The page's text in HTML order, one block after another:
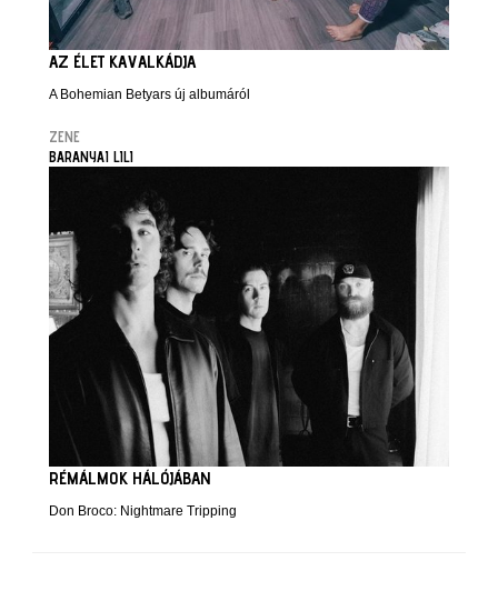
AZ ÉLET KAVALKÁDJA
A Bohemian Betyars új albumáról
ZENE
BARANYAI LILI
RÉMÁLMOK HÁLÓJÁBAN
Don Broco: Nightmare Tripping